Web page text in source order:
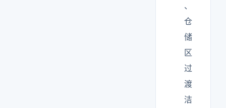
、
仓
储
区
过
渡
洁